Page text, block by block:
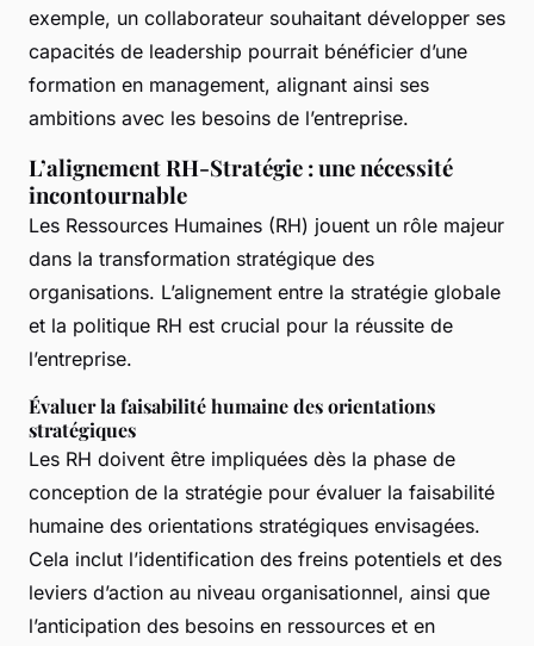
exemple, un collaborateur souhaitant développer ses
capacités de leadership pourrait bénéficier d’une
formation en management, alignant ainsi ses
ambitions avec les besoins de l’entreprise.
L’alignement RH-Stratégie : une nécessité
incontournable
Les Ressources Humaines (RH) jouent un rôle majeur
dans la transformation stratégique des
organisations. L’alignement entre la stratégie globale
et la politique RH est crucial pour la réussite de
l’entreprise.
Évaluer la faisabilité humaine des orientations
stratégiques
Les RH doivent être impliquées dès la phase de
conception de la stratégie pour évaluer la faisabilité
humaine des orientations stratégiques envisagées.
Cela inclut l’identification des freins potentiels et des
leviers d’action au niveau organisationnel, ainsi que
l’anticipation des besoins en ressources et en